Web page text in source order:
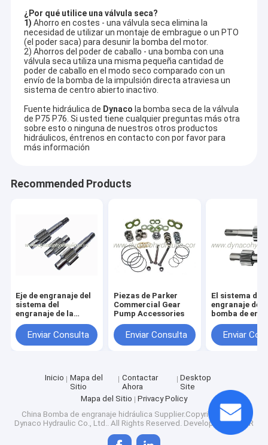
¿Por qué utilice una válvula seca?
1) Ahorro en costes - una válvula seca elimina la
necesidad de utilizar un montaje de embrague o un PTO
(el poder saca) para desunir la bomba del motor.
2) Ahorros del poder de caballo - una bomba con una
válvula seca utiliza una misma pequeña cantidad de
poder de caballo en el modo seco comparado con un
envío de la bomba de la impulsión directa atraviesa un
sistema de centro abierto inactivo.
Fuente hidráulica de Dynaco la bomba seca de la válvula
de P75 P76. Si usted tiene cualquier preguntas más otra
sobre esto o ninguna de nuestros otros productos
hidráulicos, éntrenos en contacto con por favor para
más información
Recommended Products
Eje de engranaje del
sistema del
engranaje de la
bomba de engranaje
de Parker
Commercial P30 P31
Enviar Consulta
Piezas de Parker
Commercial Gear
Pump Accessories
Enviar Consulta
El sistema del
engranaje de
bomba de
y el código
comerciales
B del eje de
Enviar
Inicio
Mapa del
Sitio
Contactar
Ahora
Desktop
Site
Mapa del Sitio
Privacy Policy
China Bomba de engranaje hidráulica Supplier.Copyright © 2025
Dynaco Hydraulic Co., Ltd.. All Rights Reserved. Developed byECER